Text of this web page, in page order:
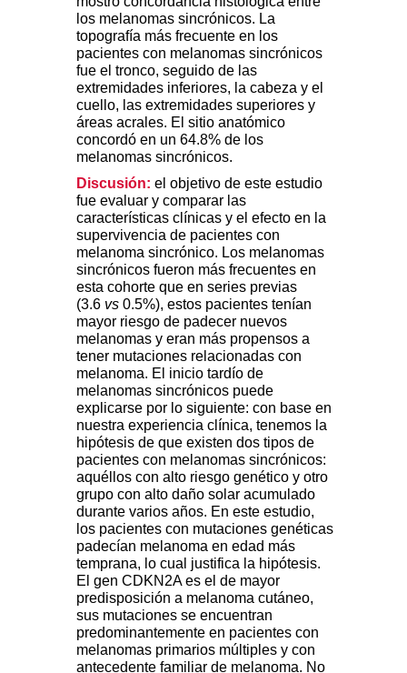
los melanomas sincrónicos. La
topografía más frecuente en los
pacientes con melanomas sincrónicos
fue el tronco, seguido de las
extremidades inferiores, la cabeza y el
cuello, las extremidades superiores y
áreas acrales. El sitio anatómico
concordó en un 64.8% de los
melanomas sincrónicos.
Discusión: el objetivo de este estudio
fue evaluar y comparar las
características clínicas y el efecto en la
supervivencia de pacientes con
melanoma sincrónico. Los melanomas
sincrónicos fueron más frecuentes en
esta cohorte que en series previas
(3.6 vs 0.5%), estos pacientes tenían
mayor riesgo de padecer nuevos
melanomas y eran más propensos a
tener mutaciones relacionadas con
melanoma. El inicio tardío de
melanomas sincrónicos puede
explicarse por lo siguiente: con base en
nuestra experiencia clínica, tenemos la
hipótesis de que existen dos tipos de
pacientes con melanomas sincrónicos:
aquéllos con alto riesgo genético y otro
grupo con alto daño solar acumulado
durante varios años. En este estudio,
los pacientes con mutaciones genéticas
padecían melanoma en edad más
temprana, lo cual justifica la hipótesis.
El gen CDKN2A es el de mayor
predisposición a melanoma cutáneo,
sus mutaciones se encuentran
predominantemente en pacientes con
melanomas primarios múltiples y con
antecedente familiar de melanoma. No